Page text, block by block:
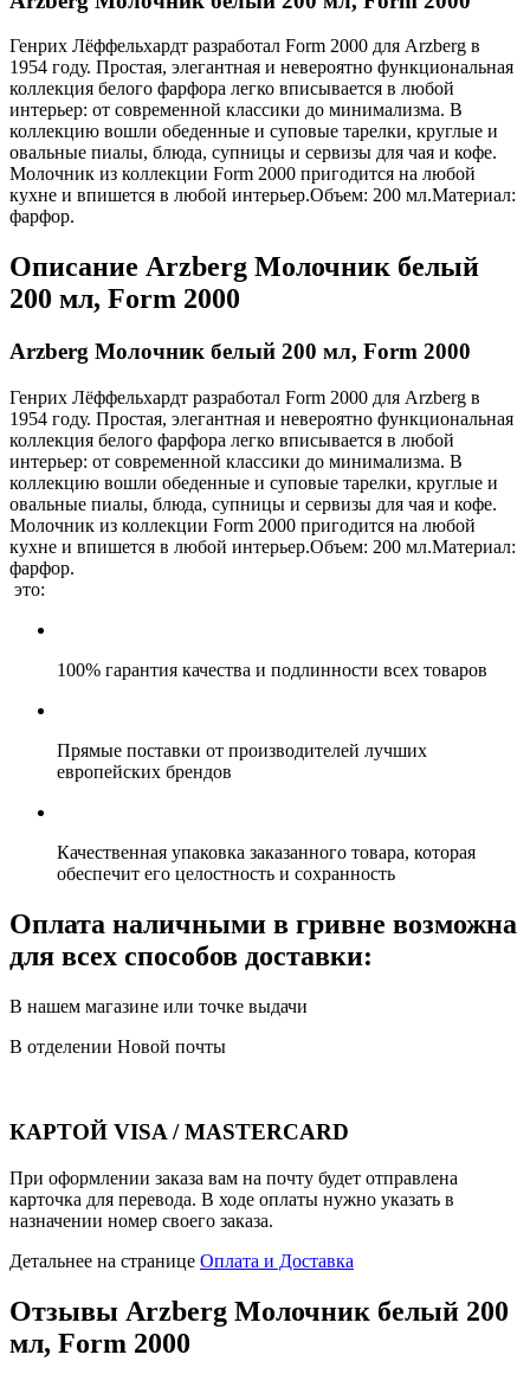
Генрих Лёффельхардт разработал Form 2000 для Arzberg в
1954 году. Простая, элегантная и невероятно функциональная
коллекция белого фарфора легко вписывается в любой
интерьер: от современной классики до минимализма. В
коллекцию вошли обеденные и суповые тарелки, круглые и
овальные пиалы, блюда, супницы и сервизы для чая и кофе.
Молочник из коллекции Form 2000 пригодится на любой
кухне и впишется в любой интерьер.Объем: 200 мл.Материал:
фарфор.
Описание Arzberg Молочник белый
200 мл, Form 2000
Arzberg Молочник белый 200 мл, Form 2000
Генрих Лёффельхардт разработал Form 2000 для Arzberg в
1954 году. Простая, элегантная и невероятно функциональная
коллекция белого фарфора легко вписывается в любой
интерьер: от современной классики до минимализма. В
коллекцию вошли обеденные и суповые тарелки, круглые и
овальные пиалы, блюда, супницы и сервизы для чая и кофе.
Молочник из коллекции Form 2000 пригодится на любой
кухне и впишется в любой интерьер.Объем: 200 мл.Материал:
фарфор.
это:
100% гарантия качества и подлинности всех товаров
Прямые поставки от производителей лучших
европейских брендов
Качественная упаковка заказанного товара, которая
обеспечит его целостность и сохранность
Оплата наличными в гривне возможна
для всех способов доставки:
В нашем магазине или точке выдачи
В отделении Новой почты
КАРТОЙ VISA / MASTERCARD
При оформлении заказа вам на почту будет отправлена
карточка для перевода. В ходе оплаты нужно указать в
назначении номер своего заказа.
Детальнее на странице Оплата и Доставка
Отзывы Arzberg Молочник белый 200
мл, Form 2000